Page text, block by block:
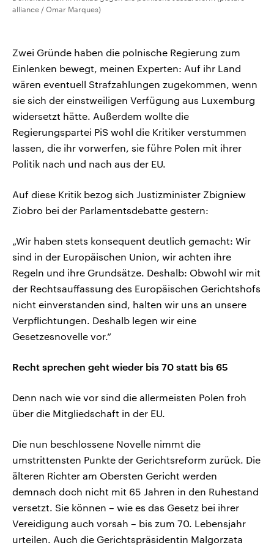
alliance / Omar Marques)
Zwei Gründe haben die polnische Regierung zum
Einlenken bewegt, meinen Experten: Auf ihr Land
wären eventuell Strafzahlungen zugekommen, wenn
sie sich der einstweiligen Verfügung aus Luxemburg
widersetzt hätte. Außerdem wollte die
Regierungspartei PiS wohl die Kritiker verstummen
lassen, die ihr vorwerfen, sie führe Polen mit ihrer
Politik nach und nach aus der EU.
Auf diese Kritik bezog sich Justizminister Zbigniew
Ziobro bei der Parlamentsdebatte gestern:
„Wir haben stets konsequent deutlich gemacht: Wir
sind in der Europäischen Union, wir achten ihre
Regeln und ihre Grundsätze. Deshalb: Obwohl wir mit
der Rechtsauffassung des Europäischen Gerichtshofs
nicht einverstanden sind, halten wir uns an unsere
Verpflichtungen. Deshalb legen wir eine
Gesetzesnovelle vor.“
Recht sprechen geht wieder bis 70 statt bis 65
Denn nach wie vor sind die allermeisten Polen froh
über die Mitgliedschaft in der EU.
Die nun beschlossene Novelle nimmt die
umstrittensten Punkte der Gerichtsreform zurück. Die
älteren Richter am Obersten Gericht werden
demnach doch nicht mit 65 Jahren in den Ruhestand
versetzt. Sie können – wie es das Gesetz bei ihrer
Vereidigung auch vorsah – bis zum 70. Lebensjahr
urteilen. Auch die Gerichtspräsidentin Malgorzata